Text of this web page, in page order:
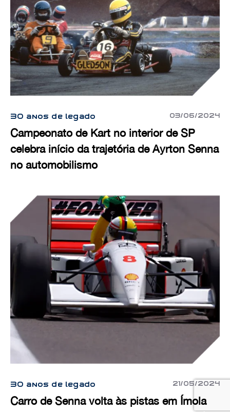
30 anos de legado 03/06/2024
Campeonato de Kart no interior de SP
celebra início da trajetória de Ayrton Senna
no automobilismo
30 anos de legado 21/05/2024
Carro de Senna volta às pistas em Ímola